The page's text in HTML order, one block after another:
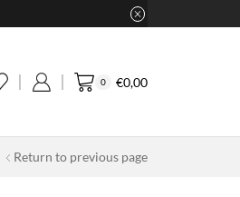
0 €0,00
Return to previous page